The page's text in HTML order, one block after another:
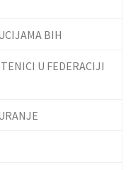
BIH
U FEDERACIJI